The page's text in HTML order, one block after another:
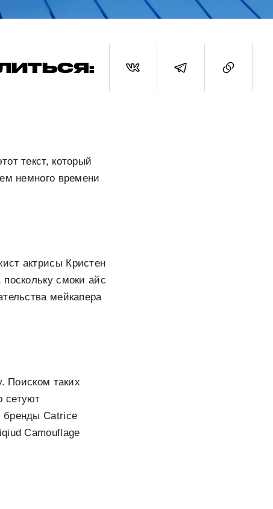
текст, который
немного времени
актрисы Кристен
смоки айс
мейкапера
Поиском таких
сетуют
бренды Catrice
Camouflage